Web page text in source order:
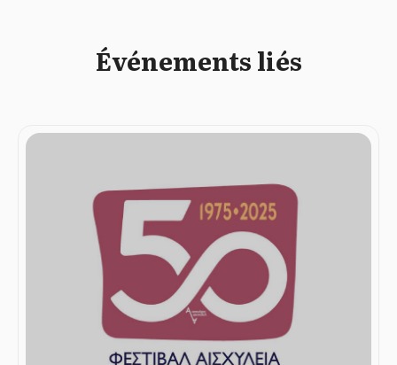
Événements liés